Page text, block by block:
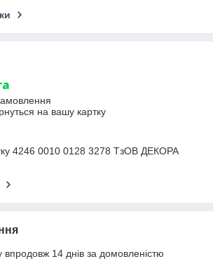
на вашу картку
4246 0010 0128 3278 ТзОВ ДЕКОРА
14 днів за домовленістю